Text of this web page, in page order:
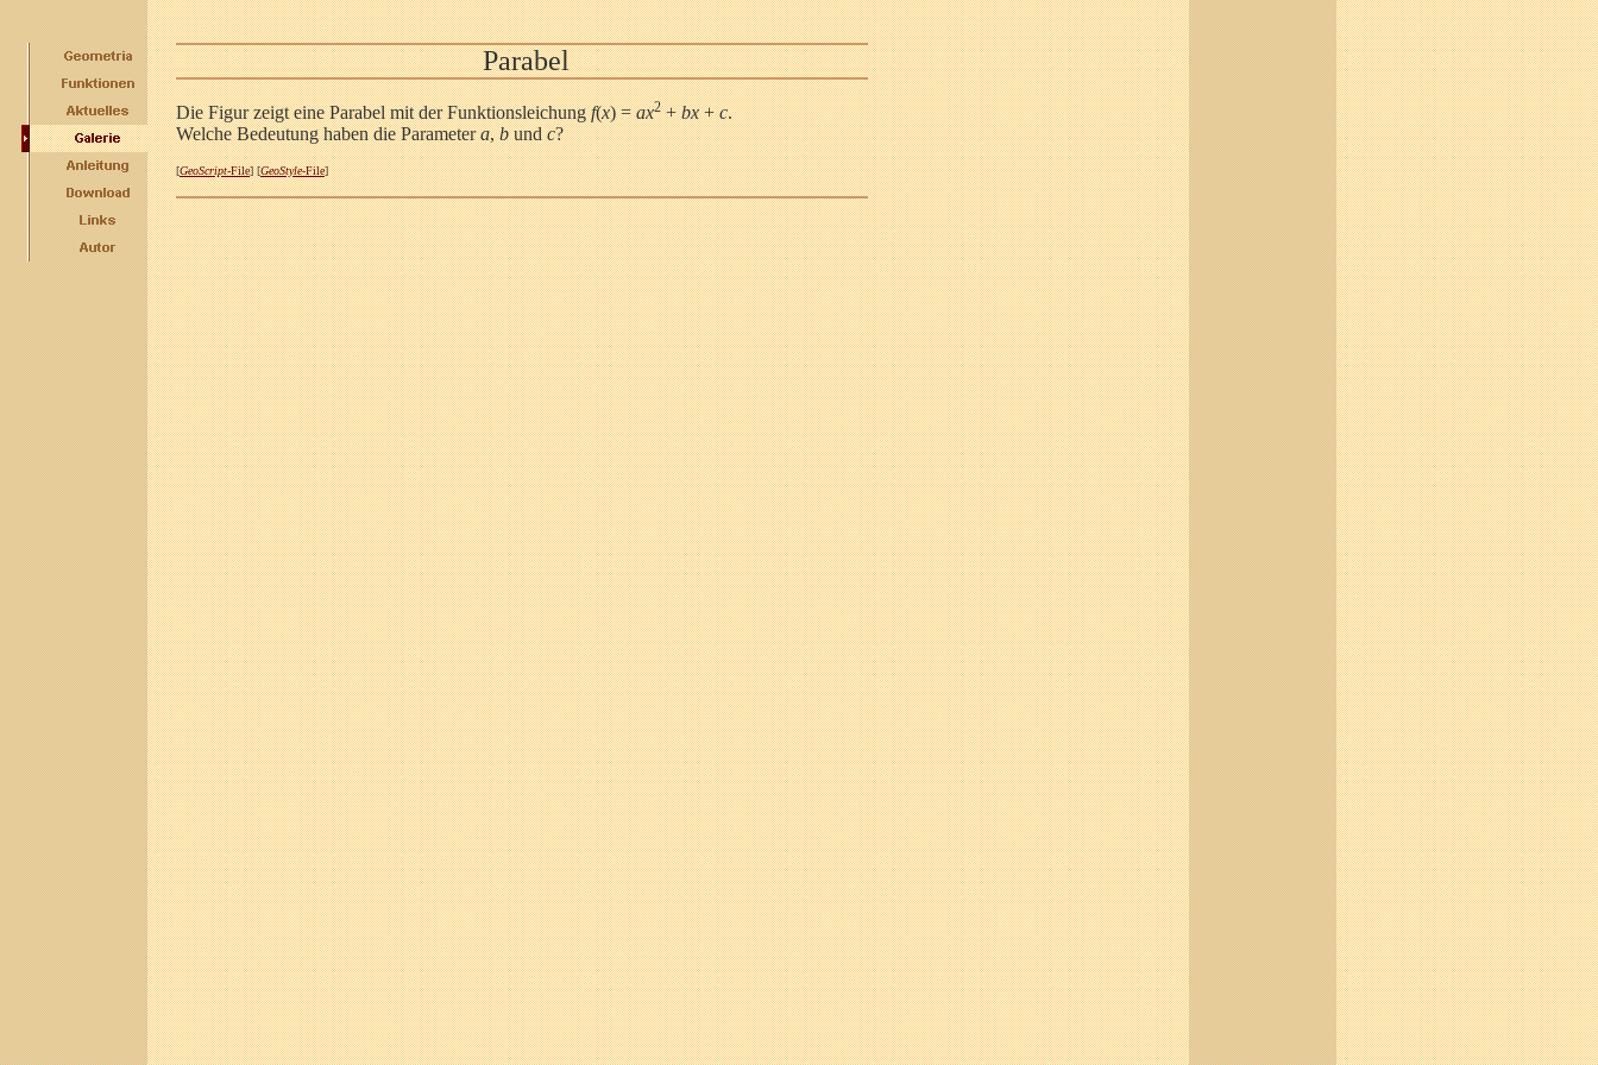
Parabel
Die Figur zeigt eine Parabel mit der Funktionsleichungf(x) =ax2+bx+c.
Welche Bedeutung haben die Parametera,bundc?
[GeoScript-File] [GeoStyle-File]